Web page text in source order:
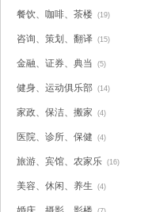
餐饮、咖啡、茶楼 (19)
咨询、策划、翻译 (15)
金融、证券、典当 (5)
健身、运动俱乐部 (14)
家政、保洁、搬家 (4)
医院、诊所、保健 (4)
旅游、宾馆、农家乐 (16)
美容、休闲、养生 (4)